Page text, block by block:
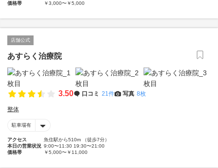
価格帯
￥3,000〜￥5,000
店舗公式
あすらく治療院
3.50 口コミ 21件 写真 8枚
整体
駐車場有
アクセス
魚住駅から510m （徒歩7分）
本日の営業状況 9:00〜11:30 19:30〜21:00
価格帯
￥5,000〜￥11,000